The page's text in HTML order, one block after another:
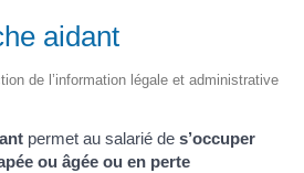
aidant
de l’information légale et administrative
permet au salarié de s’occuper
ou âgée ou en perte